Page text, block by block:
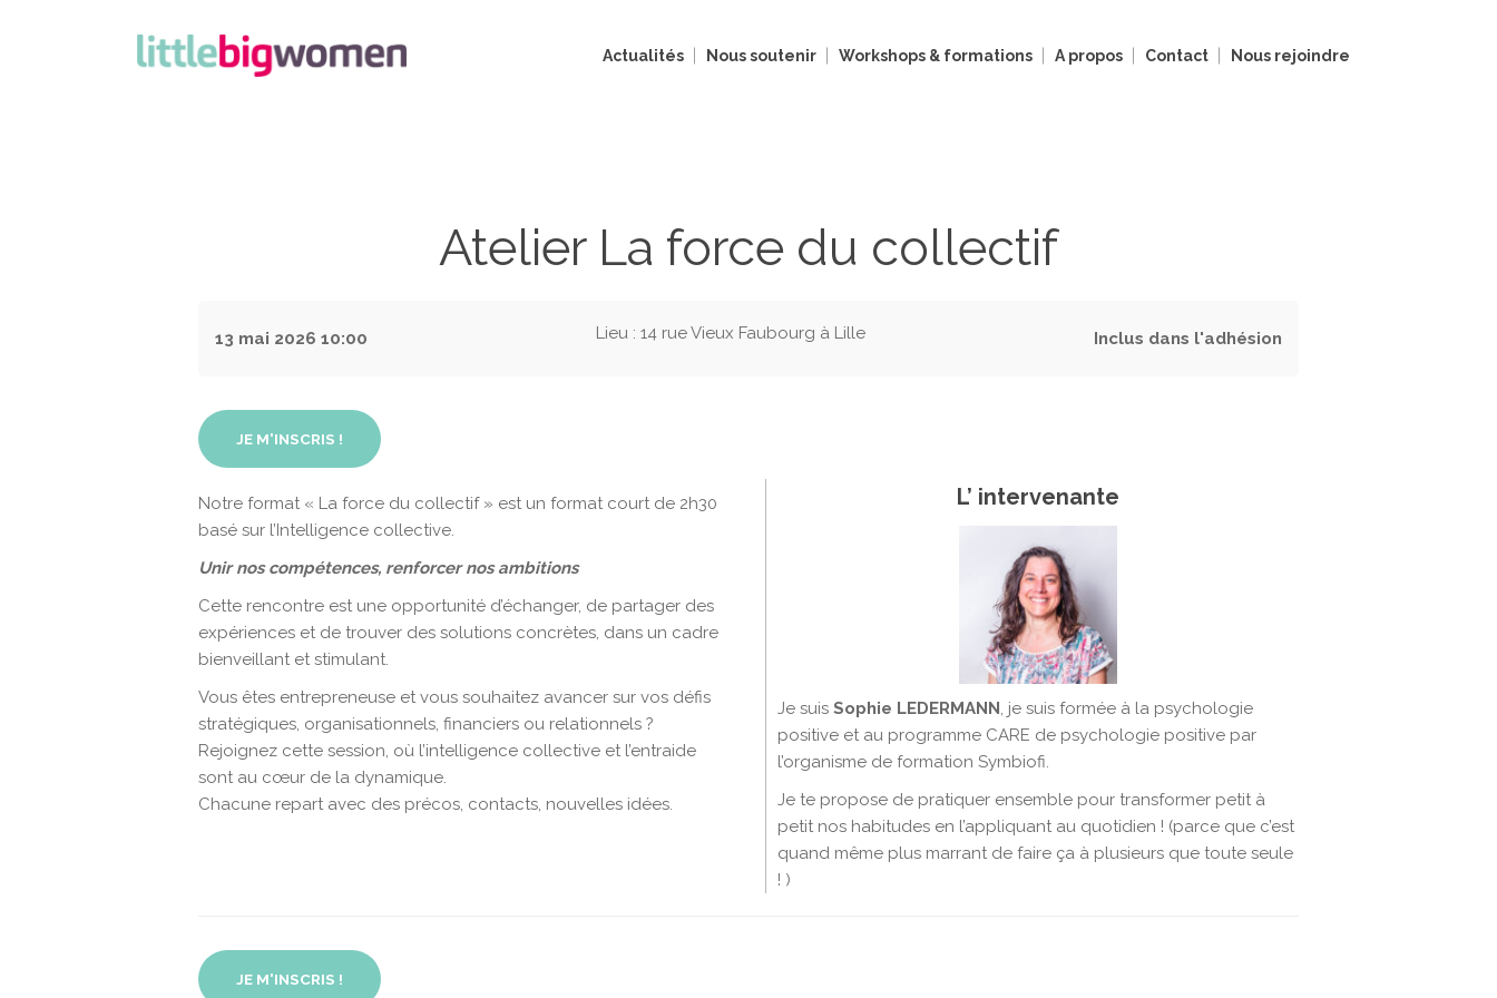
Actualités Nous soutenir Workshops & formations A propos Contact Nous rejoindre
Atelier La force du collectif
13 mai 2026 10:00 Lieu : 14 rue Vieux Faubourg à Lille Inclus dans l'adhésion
JE M'INSCRIS !
Notre format « La force du collectif » est un format court de 2h30
basé sur l’Intelligence collective.
Unir nos compétences, renforcer nos ambitions
Cette rencontre est une opportunité d’échanger, de partager des
expériences et de trouver des solutions concrètes, dans un cadre
bienveillant et stimulant.
Vous êtes entrepreneuse et vous souhaitez avancer sur vos défis
stratégiques, organisationnels, financiers ou relationnels ?
Rejoignez cette session, où l’intelligence collective et l’entraide
sont au cœur de la dynamique.
Chacune repart avec des précos, contacts, nouvelles idées.
L’ intervenante
Je suis Sophie LEDERMANN, je suis formée à la psychologie
positive et au programme CARE de psychologie positive par
l’organisme de formation Symbiofi.
Je te propose de pratiquer ensemble pour transformer petit à
petit nos habitudes en l’appliquant au quotidien ! (parce que c’est
quand même plus marrant de faire ça à plusieurs que toute seule
! )
JE M'INSCRIS !